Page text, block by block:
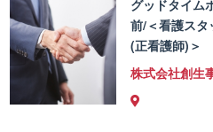
グッドタイム
前/＜看護ス
(正看護師)＞
株式会社創生